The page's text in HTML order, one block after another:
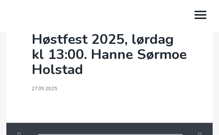
HVEM ER VI?
MENIGHETER
Høstfest 2025, lørdag
kl 13:00. Hanne Sørmoe
Holstad
27.09.2025